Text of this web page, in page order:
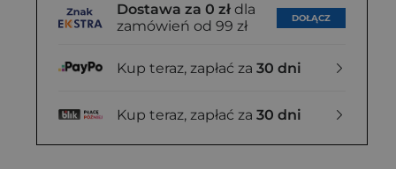
Dostawa za 0 zł dla
zamówień od 99 zł
DOŁĄCZ
Kup teraz, zapłać za 30 dni
Kup teraz, zapłać za 30 dni